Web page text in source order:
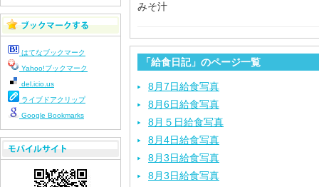
みそ汁
「給食日記」のページ一覧
8月7日給食写真
8月6日給食写真
8月５日給食写真
8月4日給食写真
8月3日給食写真
8月3日給食写真
はてなブックマーク
Yahoo!ブックマーク
del.icio.us
ライブドアクリップ
Google Bookmarks